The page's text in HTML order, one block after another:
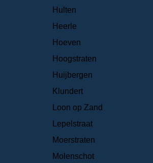
Hulten
Heerle
Hoeven
Hoogstraten
Huijbergen
Klundert
Loon op Zand
Lepelstraat
Moerstraten
Molenschot